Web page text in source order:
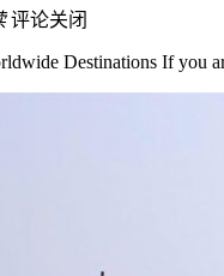
评论关闭
Destinations If you